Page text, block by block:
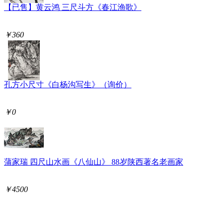
【已售】黄云鸿 三尺斗方《春江渔歌》
￥360
孔方小尺寸《白杨沟写生》（询价）
￥0
蒲家瑞 四尺山水画《八仙山》 88岁陕西著名老画家
￥4500